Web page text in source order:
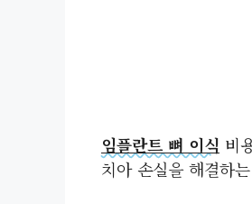
임플란트 뼈 이식 비
치아 손실을 해결하